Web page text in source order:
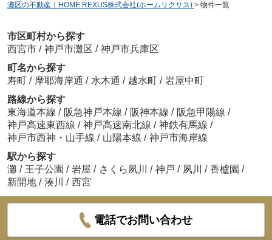
灘区の不動産｜HOME REXUS株式会社(ホームリクサス) > 物件一覧
市区町村から探す
西宮市 / 神戸市灘区 / 神戸市兵庫区
町名から探す
寿町 / 摩耶海岸通 / 水木通 / 越水町 / 岩屋中町
路線から探す
東海道本線 / 阪急神戸本線 / 阪神本線 / 阪急甲陽線 /
神戸高速東西線 / 神戸高速南北線 / 神鉄有馬線 /
神戸市西神・山手線 / 山陽本線 / 神戸市海岸線
駅から探す
灘 / 王子公園 / 岩屋 / さくら夙川 / 神戸 / 夙川 / 香櫨園 /
新開地 / 湊川 / 西宮
電話でお問い合わせ